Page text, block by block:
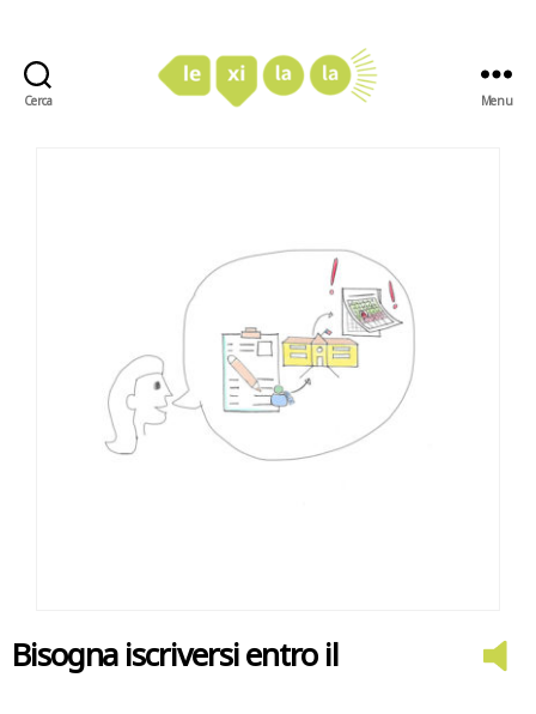
Cerca Menu
Bisogna iscriversi entro il